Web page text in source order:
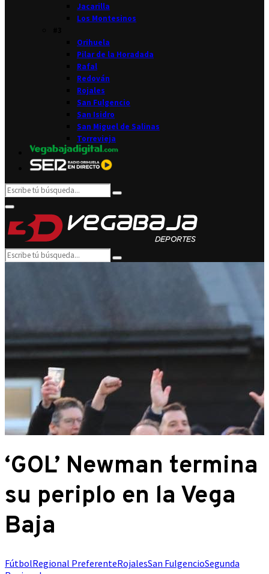
Jacarilla
Los Montesinos
Orihuela
Pilar de la Horadada
Rafal
Redován
Rojales
San Fulgencio
San Isidro
San Miguel de Salinas
Torrevieja
Search
for:
Search
Primary
Menu
Search
for:
Search
‘GOL’ Newman termina
su periplo en la Vega
Baja
FútbolRegional PreferenteRojalesSan FulgencioSegunda